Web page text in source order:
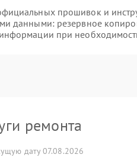
прошивок и
данными: резервное
при
ремонта
дату 07.08.2026